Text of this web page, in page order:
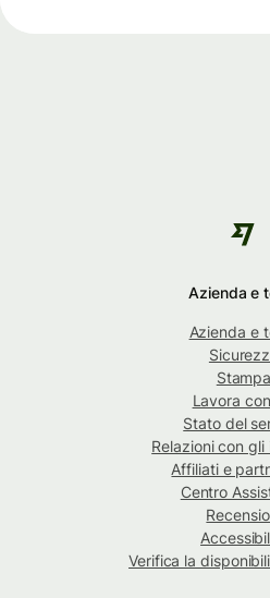
Azienda e
Azienda e
Stampa
Lavora
Stato del
Relazioni con
Affiliati e
Centro
Verifica la